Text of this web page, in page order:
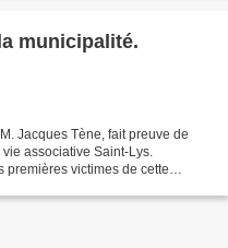
municipalité.
Jacques Tène, fait preuve de
associative Saint-Lys.
premières victimes de cette